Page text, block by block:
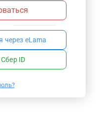
через eLama
ID